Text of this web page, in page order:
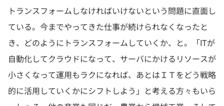
トランスフォームしなければいけないという問題に直面し
ている。今までやってきた仕事が続けられなくなったと
き、どのようにトランスフォームしていくか、と。「ITが
自動化してクラウドになって、サーバにかけるリソースが
小さくなって運用もラクになれば、あとはＩＴをどう戦略
的に活用していくかにシフトしよう」と考える方々もいら